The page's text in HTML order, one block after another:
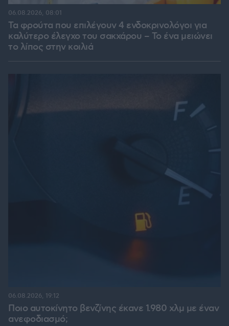
Τα φρούτα που επιλέγουν 4 ενδοκρινολόγοι για
καλύτερο έλεγχο του σακχάρου – Το ένα μειώνει
το λίπος στην κοιλιά
06.08.2026, 08:01
Ποιο αυτοκίνητο βενζίνης έκανε 1.980 χλμ με έναν
ανεφοδιασμό;
06.08.2026, 19:12